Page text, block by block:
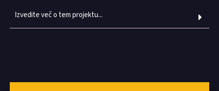
Izvedite več o tem projektu...